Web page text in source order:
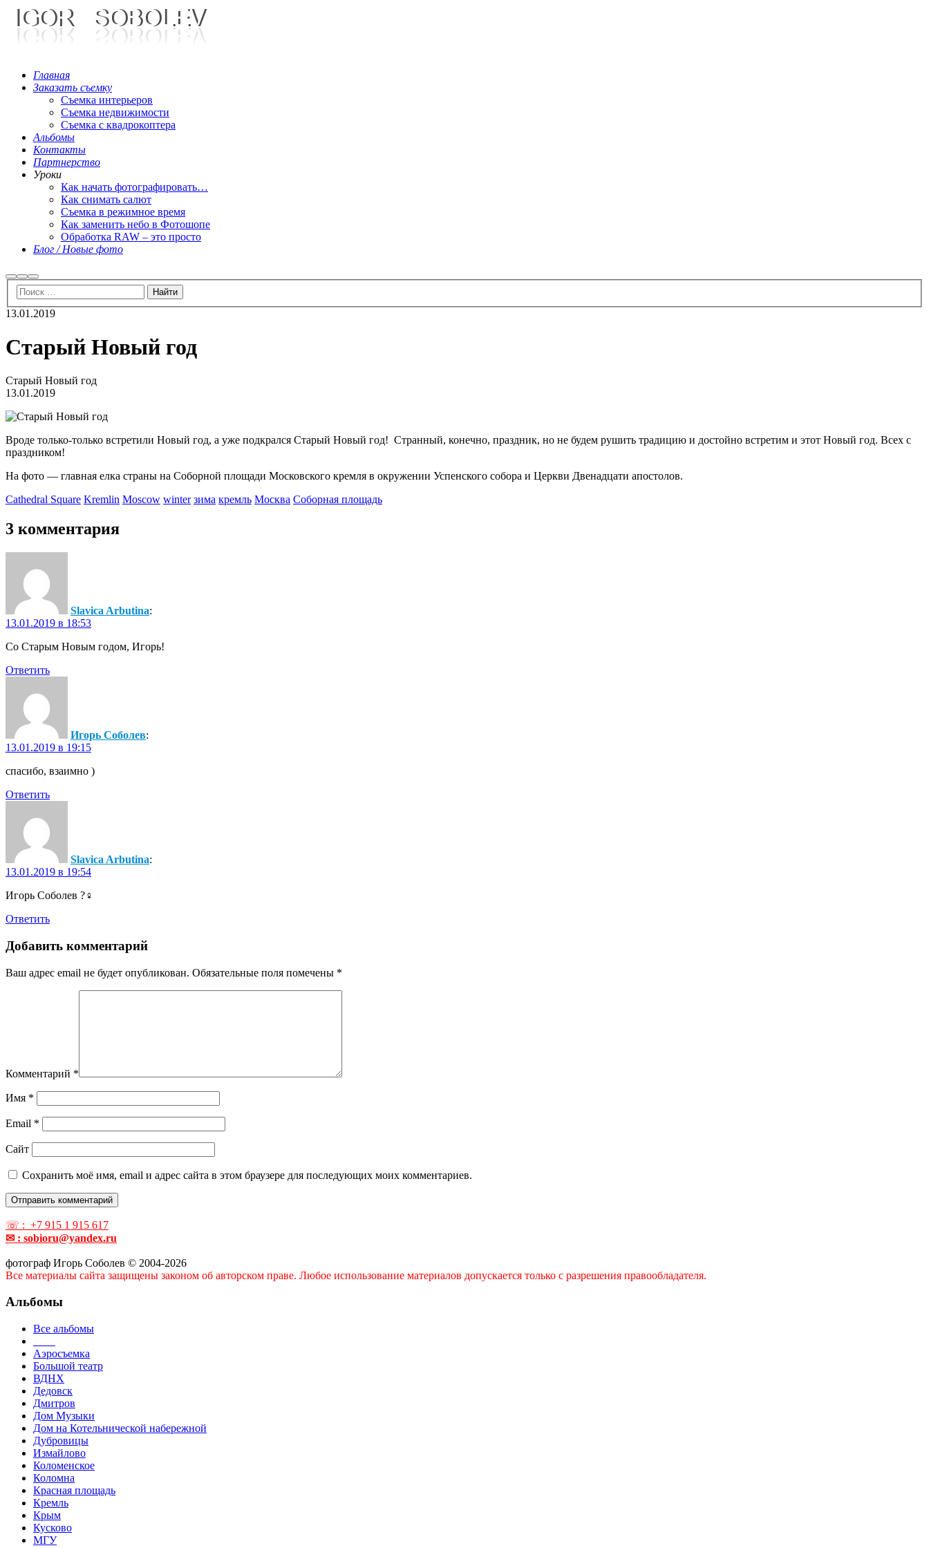
Главная
Заказать съемку
Съемка интерьеров
Съемка недвижимости
Съемка с квадрокоптера
Альбомы
Контакты
Партнерство
Уроки
Как начать фотографировать…
Как снимать салют
Съемка в режимное время
Как заменить небо в Фотошопе
Обработка RAW – это просто
Блог / Новые фото
НайтиБольше
информации
Главное
меню
13.01.2019
Старый Новый год
Старый Новый год
13.01.2019
Вроде только-только встретили Новый год, а уже подкрался Старый Новый год! Странный, конечно, праздник, но не будем рушить традицию и достойно встретим и этот Новый год. Всех с
праздником!
На фото — главная елка страны на Соборной площади Московского кремля в окружении Успенского собора и Церкви Двенадцати апостолов.
Cathedral Square Kremlin Moscow winter зима кремль Москва Соборная площадь
3 комментария
Slavica Arbutina:
13.01.2019 в 18:53
Со Старым Новым годом, Игорь!
Ответить
Игорь Соболев:
13.01.2019 в 19:15
спасибо, взаимно )
Ответить
Slavica Arbutina:
13.01.2019 в 19:54
Игорь Соболев ?‍♀️
Ответить
Добавить комментарий
Ваш адрес email не будет опубликован. Обязательные поля помечены *
Комментарий *
Имя *
Email *
Сайт
Сохранить моё имя, email и адрес сайта в этом браузере для последующих моих комментариев.
☏ : +7 915 1 915 617
✉ : sobioru@yandex.ru
фотограф Игорь Соболев © 2004-2026
Все материалы сайта защищены законом об авторском праве. Любое использование материалов допускается только с разрешения правообладателя.
Альбомы
Все альбомы
Аэросъемка
Большой театр
ВДНХ
Дедовск
Дмитров
Дом Музыки
Дом на Котельнической набережной
Дубровицы
Измайлово
Коломенское
Коломна
Красная площадь
Кремль
Крым
Кусково
МГУ